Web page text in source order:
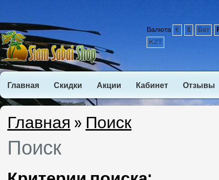
Валюта € $ Бат
KZT
Главная Скидки Акции Кабинет Отзывы
Главная » Поиск
Поиск